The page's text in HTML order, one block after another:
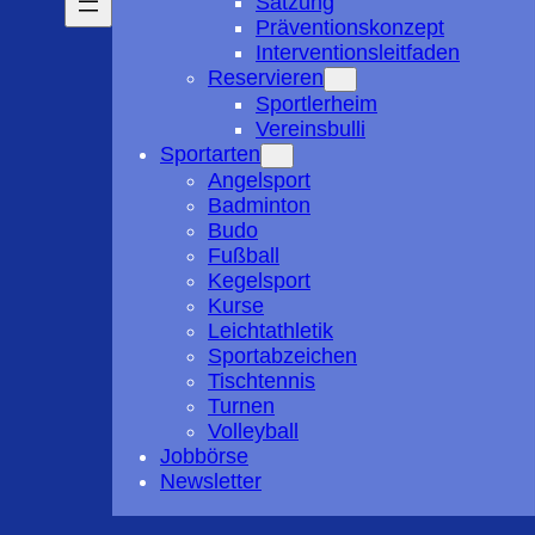
Präventionskonzept
Interventionsleitfaden
Reservieren
Sportlerheim
Vereinsbulli
Sportarten
Angelsport
Badminton
Budo
Fußball
Kegelsport
Kurse
Leichtathletik
Sportabzeichen
Tischtennis
Turnen
Volleyball
Jobbörse
Newsletter